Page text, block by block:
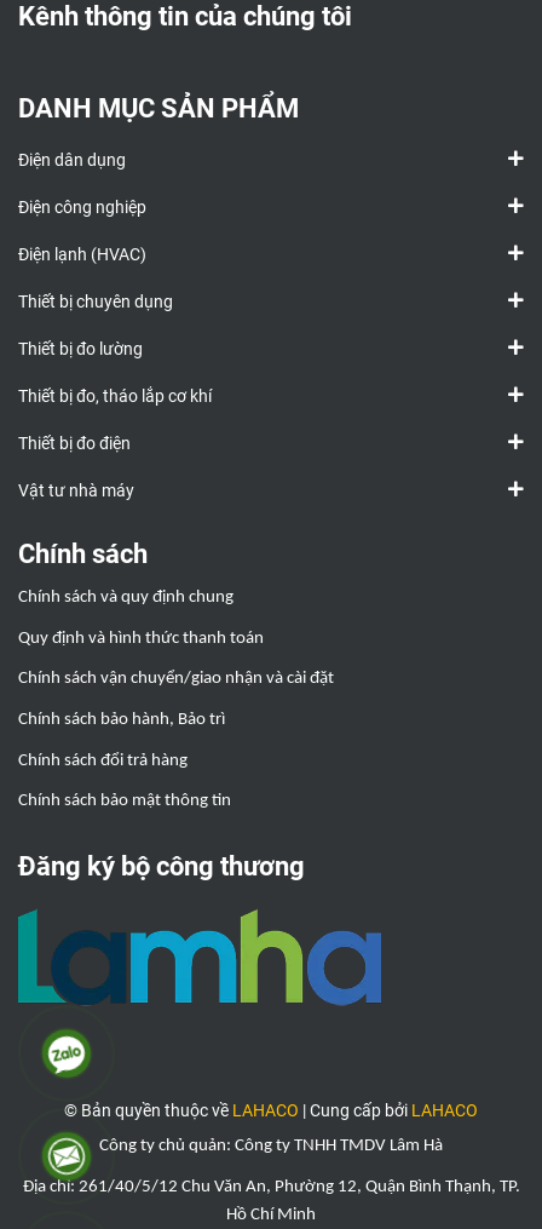
Kênh thông tin của chúng tôi
DANH MỤC SẢN PHẨM
Điện dân dụng
Điện công nghiệp
Điện lạnh (HVAC)
Thiết bị chuyên dụng
Thiết bị đo lường
Thiết bị đo, tháo lắp cơ khí
Thiết bị đo điện
Vật tư nhà máy
Chính sách
Chính sách và quy định chung
Quy định và hình thức thanh toán
Chính sách vận chuyển/giao nhận và cài đặt
Chính sách bảo hành, Bảo trì
Chính sách đổi trả hàng
Chính sách bảo mật thông tin
Đăng ký bộ công thương
© Bản quyền thuộc về LAHACO |Cung cấp bởi LAHACO
Công ty chủ quản: Công ty TNHH TMDV Lâm Hà
Địa chỉ: 261/40/5/12 Chu Văn An, Phường 12, Quận Bình Thạnh, TP.
Hồ Chí Minh